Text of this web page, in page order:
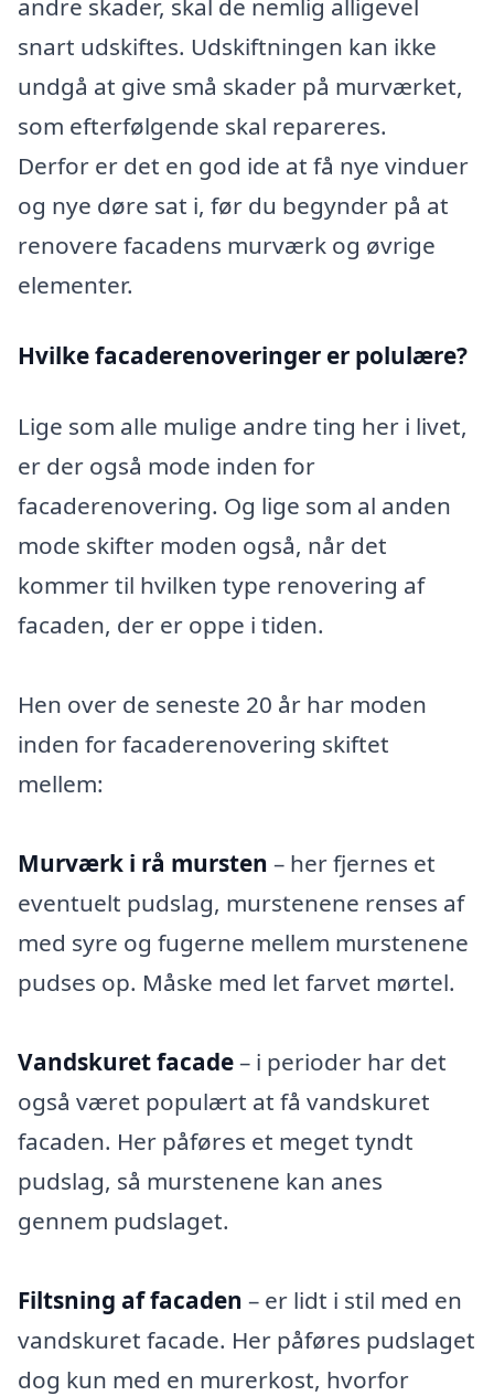
andre skader, skal de nemlig alligevel
snart udskiftes. Udskiftningen kan ikke
undgå at give små skader på murværket,
som efterfølgende skal repareres.
Derfor er det en god ide at få nye vinduer
og nye døre sat i, før du begynder på at
renovere facadens murværk og øvrige
elementer.
Hvilke facaderenoveringer er polulære?
Lige som alle mulige andre ting her i livet,
er der også mode inden for
facaderenovering. Og lige som al anden
mode skifter moden også, når det
kommer til hvilken type renovering af
facaden, der er oppe i tiden.
Hen over de seneste 20 år har moden
inden for facaderenovering skiftet
mellem:
Murværk i rå mursten – her fjernes et
eventuelt pudslag, murstenene renses af
med syre og fugerne mellem murstenene
pudses op. Måske med let farvet mørtel.
Vandskuret facade– i perioder har det
også været populært at få vandskuret
facaden. Her påføres et meget tyndt
pudslag, så murstenene kan anes
gennem pudslaget.
Filtsning af facaden – er lidt i stil med en
vandskuret facade. Her påføres pudslaget
dog kun med en murerkost, hvorfor